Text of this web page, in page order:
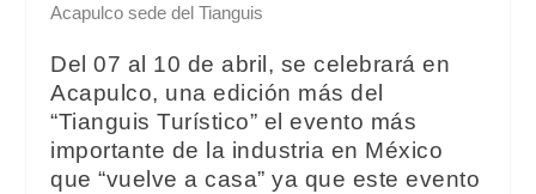
Acapulco sede del Tianguis
Del 07 al 10 de abril, se celebrará en
Acapulco, una edición más del
“Tianguis Turístico” el evento más
importante de la industria en México
que “vuelve a casa” ya que este evento